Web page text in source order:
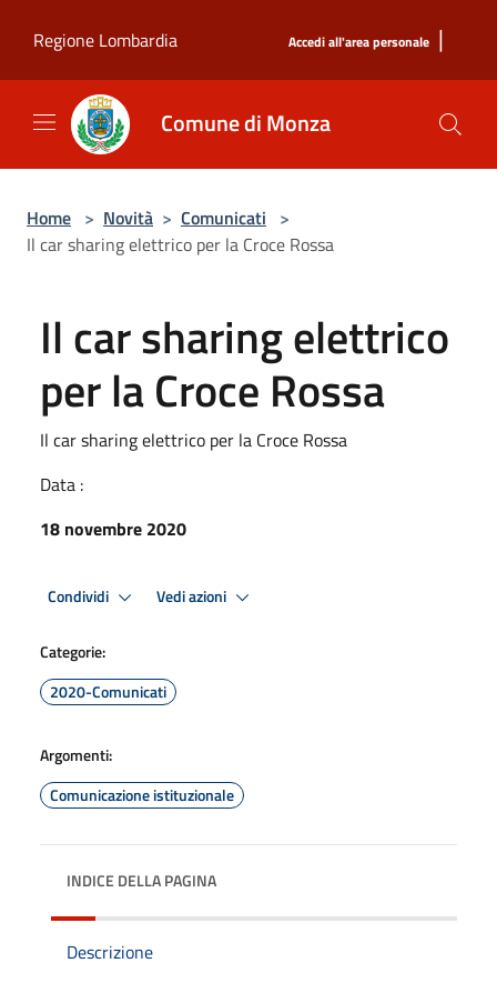
Regione Lombardia
Accedi all'area personale |
Comune di Monza
Home > Novità > Comunicati >
Il car sharing elettrico per la Croce Rossa
Il car sharing elettrico
per la Croce Rossa
Il car sharing elettrico per la Croce Rossa
Data :
18 novembre 2020
Condividi Vedi azioni
Categorie:
2020-Comunicati
Argomenti:
Comunicazione istituzionale
INDICE DELLA PAGINA
Descrizione